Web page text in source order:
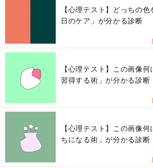
【心理テスト】どっちの
日のケア」が分かる診断
【心理テスト】この画像
習得する術」が分かる診断
【心理テスト】この画像
ちになる術」が分かる診断